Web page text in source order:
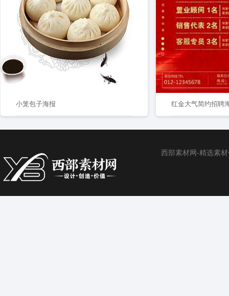
小笼包子海报 红金大气简约招聘
西部素材网-精选素